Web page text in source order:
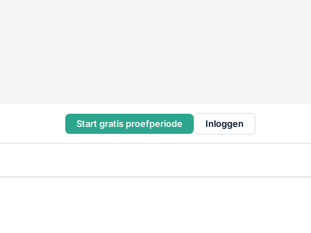
Start gratis proefperiode Inloggen